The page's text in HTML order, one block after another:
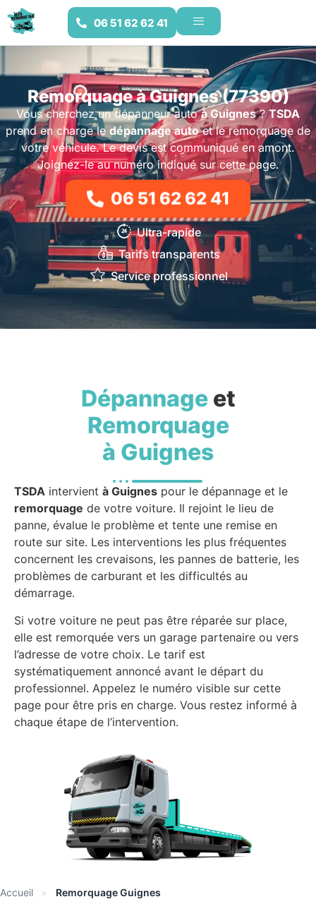
06 51 62 62 41
Remorquage à Guignes (77390)
Vous cherchez un dépanneur autoà Guignes?TSDA
prend en charge le dépannage autoet le remorquage de
votre véhicule. Le devis est communiqué en amont.
Joignez-le au numéro indiqué sur cette page.
06 51 62 62 41
Ultra-rapide
Tarifs transparents
Service professionnel
Dépannageet
Remorquage
à Guignes
TSDA intervient à Guignes pour le dépannage et le
remorquage de votre voiture. Il rejoint le lieu de
panne, évalue le problème et tente une remise en
route sur site. Les interventions les plus fréquentes
concernent les crevaisons, les pannes de batterie, les
problèmes de carburant et les difficultés au
démarrage.
Si votre voiture ne peut pas être réparée sur place,
elle est remorquée vers un garage partenaire ou vers
l’adresse de votre choix. Le tarif est
systématiquement annoncé avant le départ du
professionnel. Appelez le numéro visible sur cette
page pour être pris en charge. Vous restez informé à
chaque étape de l’intervention.
Accueil » Remorquage Guignes